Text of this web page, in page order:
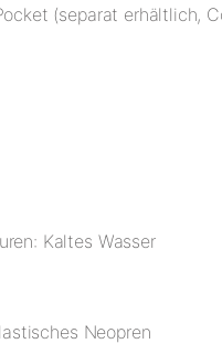
(separat erhältlich,
Kaltes Wasser
Neopren